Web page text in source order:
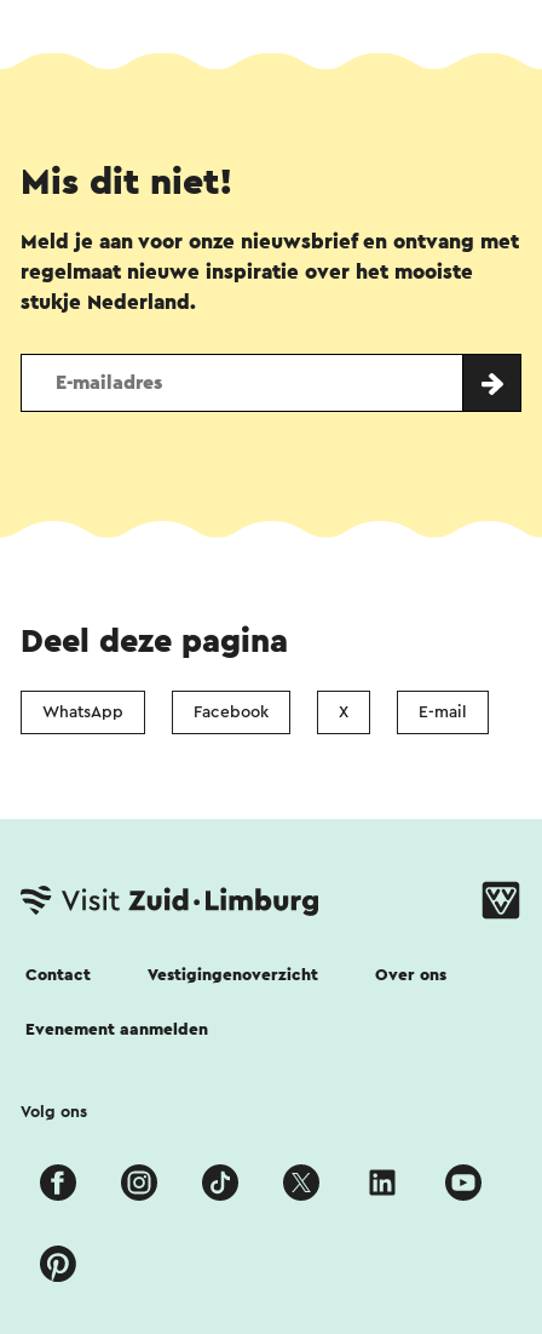
Mis dit niet!
Meld je aan voor onze nieuwsbrief en ontvang met
regelmaat nieuwe inspiratie over het mooiste
stukje Nederland.
Deel deze pagina
WhatsApp Facebook X E-mail
Contact Vestigingenoverzicht Over ons
Evenement aanmelden
Volg ons